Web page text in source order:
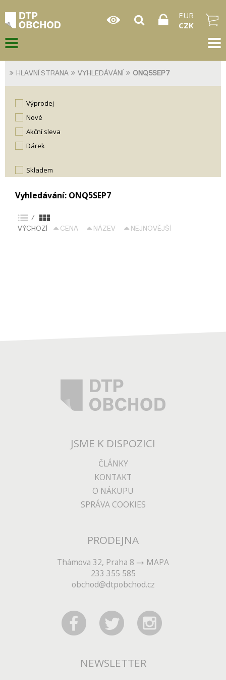
EUR
CZK
HLAVNÍ STRANA VYHLEDÁVÁNÍ ONQ5SEP7
Výprodej
Nové
Akční sleva
Dárek
skladem
Vyhledávání: ONQ5SEP7
/
VÝCHOZÍ
CENA NÁZEV NEJNOVĚJŠÍ
JSME K DISPOZICI
ČLÁNKY
KONTAKT
O NÁKUPU
SPRÁVA COOKIES
PRODEJNA
Thámova 32, Praha 8
MAPA
233 355 585
obchod@dtpobchod.cz
NEWSLETTER